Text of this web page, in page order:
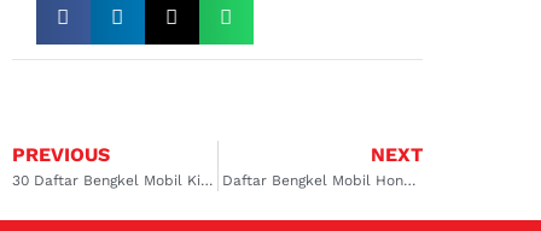
PREVIOUS
30 Daftar Bengkel Mobil Kia Rio Terbaik dan Terpercaya!
NEXT
Daftar Bengkel Mobil Honda Jakarta Utara, Kualitasnya Andalan!